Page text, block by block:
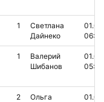
1
Светлана
Дайнеко
06:50
1
Валерий
Шибанов
05:22
2
Ольга